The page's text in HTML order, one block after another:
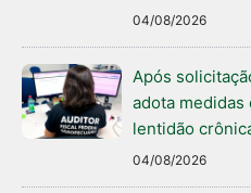
04/08/2026
Após
adota
lentidão
04/08/2026